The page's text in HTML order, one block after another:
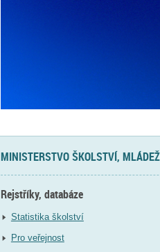
MINISTERSTVO ŠKOLSTVÍ,
Rejstříky, databáze
Statistika školství
Pro veřejnost